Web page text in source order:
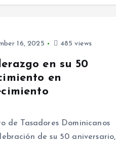
16, 2025 485 views
en su 50
en
de Tasadores Dominicanos
de su 50 aniversario,